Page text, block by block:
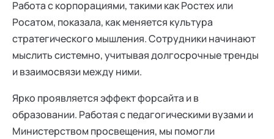
Работа с корпорациями, такими как Ростех или
Росатом, показала, как меняется культура
стратегического мышления. Сотрудники начинают
мыслить системно, учитывая долгосрочные тренды
и взаимосвязи между ними.
Ярко проявляется эффект форсайта и в
образовании. Работая с педагогическими вузами и
Министерством просвещения, мы помогли